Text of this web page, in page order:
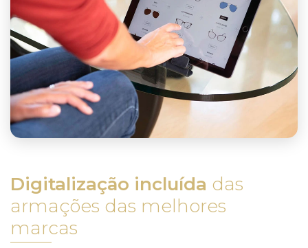
Digitalização incluída das
armações das melhores
marcas